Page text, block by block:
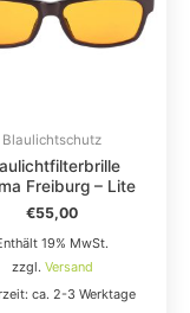
Blaulichtschutz
Freiburg – Lite
€55,00
19% MwSt.
zzgl. Versand
ca. 2-3 Werktage